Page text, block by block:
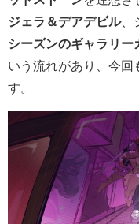
ジェラ＆デアデビル、
シーズンのギャラリ
いう流れがあり、今回
す。